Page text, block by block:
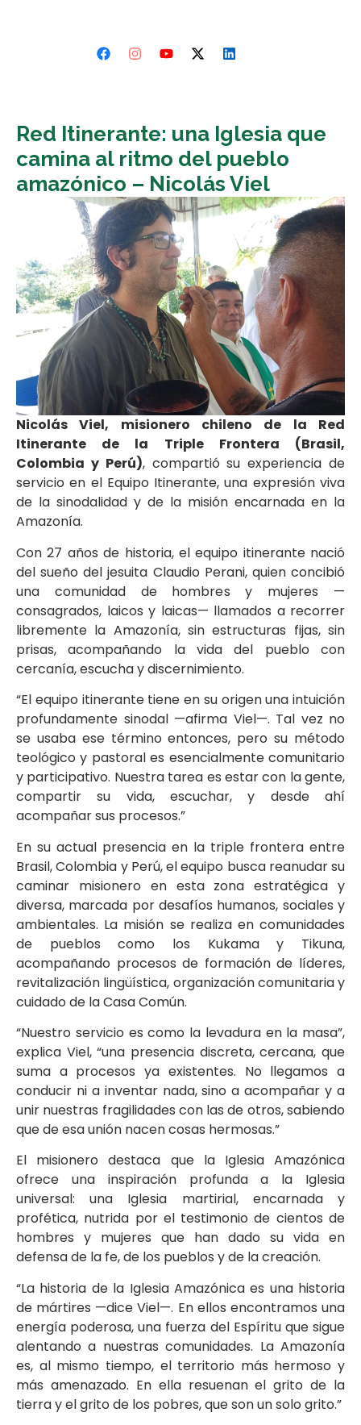
Red Itinerante: una Iglesia que
camina al ritmo del pueblo
amazónico – Nicolás Viel
Nicolás Viel, misionero chileno de la Red
Itinerante de la Triple Frontera (Brasil,
Colombia y Perú), compartió su experiencia de
servicio en el Equipo Itinerante, una expresión viva
de la sinodalidad y de la misión encarnada en la
Amazonía.
Con 27 años de historia, el equipo itinerante nació
del sueño del jesuita Claudio Perani, quien concibió
una comunidad de hombres y mujeres —
consagrados, laicos y laicas— llamados a recorrer
libremente la Amazonía, sin estructuras fijas, sin
prisas, acompañando la vida del pueblo con
cercanía, escucha y discernimiento.
“El equipo itinerante tiene en su origen una intuición
profundamente sinodal —afirma Viel—. Tal vez no
se usaba ese término entonces, pero su método
teológico y pastoral es esencialmente comunitario
y participativo. Nuestra tarea es estar con la gente,
compartir su vida, escuchar, y desde ahí
acompañar sus procesos.”
En su actual presencia en la triple frontera entre
Brasil, Colombia y Perú, el equipo busca reanudar su
caminar misionero en esta zona estratégica y
diversa, marcada por desafíos humanos, sociales y
ambientales. La misión se realiza en comunidades
de pueblos como los Kukama y Tikuna,
acompañando procesos de formación de líderes,
revitalización lingüística, organización comunitaria y
cuidado de la Casa Común.
“Nuestro servicio es como la levadura en la masa”,
explica Viel, “una presencia discreta, cercana, que
suma a procesos ya existentes. No llegamos a
conducir ni a inventar nada, sino a acompañar y a
unir nuestras fragilidades con las de otros, sabiendo
que de esa unión nacen cosas hermosas.”
El misionero destaca que la Iglesia Amazónica
ofrece una inspiración profunda a la Iglesia
universal: una Iglesia martirial, encarnada y
profética, nutrida por el testimonio de cientos de
hombres y mujeres que han dado su vida en
defensa de la fe, de los pueblos y de la creación.
“La historia de la Iglesia Amazónica es una historia
de mártires —dice Viel—. En ellos encontramos una
energía poderosa, una fuerza del Espíritu que sigue
alentando a nuestras comunidades. La Amazonía
es, al mismo tiempo, el territorio más hermoso y
más amenazado. En ella resuenan el grito de la
tierra y el grito de los pobres, que son un solo grito.”